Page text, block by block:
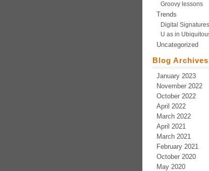
Groovy lessons
Trends
Digital Signatures
U as in
Uncategorized
Blog Archives
January 2023
November 2022
October 2022
April 2022
March 2022
April 2021
March 2021
February 2021
October 2020
May 2020